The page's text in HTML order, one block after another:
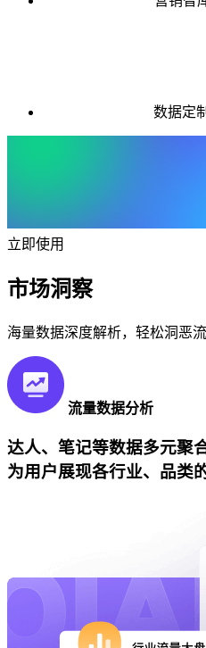
数据定制
立即使用
市场洞察
海量数据深度解析，轻松洞恶
流量数据分析
达人、笔记等数据多元聚
为用户展现各行业、品类